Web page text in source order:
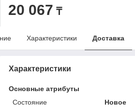
20 067 ₸
Характеристики Доставка
Характеристики
Основные атрибуты
Состояние
Новое